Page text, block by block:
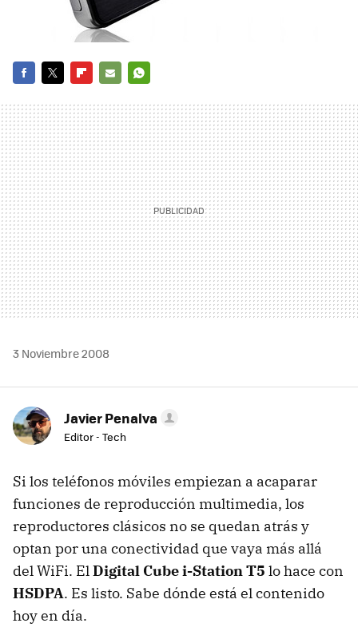
MAIL
3 Noviembre 2008
Javier Penalva
Editor - Tech
Si los teléfonos móviles empiezan a acaparar
funciones de reproducción multimedia, los
reproductores clásicos no se quedan atrás y
optan por una conectividad que vaya más allá
del WiFi. ElDigital Cube i-Station T5 lo hace con
HSDPA. Es listo. Sabe dónde está el contenido
hoy en día.